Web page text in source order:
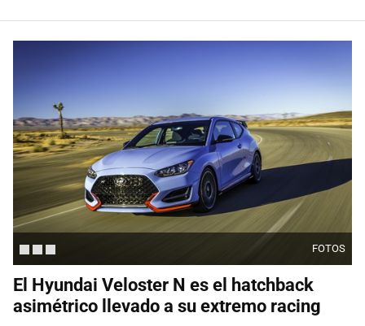
FOTOS
El Hyundai Veloster N es el hatchback
asimétrico llevado a su extremo racing